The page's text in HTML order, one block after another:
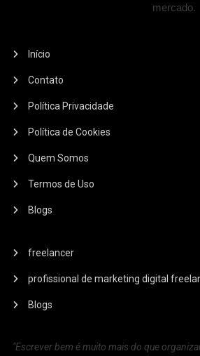
mercado.
Início
Contato
Política Privacidade
Política de Cookies
Quem Somos
Termos de Uso
Blogs
freelancer
profissional de marketing digital
Blogs
"Escrever bem é muito mais do que